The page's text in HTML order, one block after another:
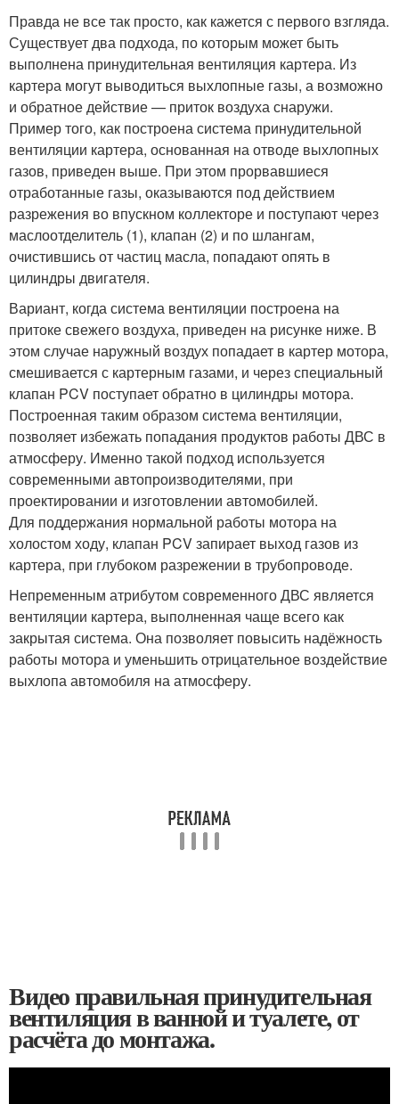
Правда не все так просто, как кажется с первого взгляда.
Существует два подхода, по которым может быть
выполнена принудительная вентиляция картера. Из
картера могут выводиться выхлопные газы, а возможно
и обратное действие — приток воздуха снаружи.
Пример того, как построена система принудительной
вентиляции картера, основанная на отводе выхлопных
газов, приведен выше. При этом прорвавшиеся
отработанные газы, оказываются под действием
разрежения во впускном коллекторе и поступают через
маслоотделитель (1), клапан (2) и по шлангам,
очистившись от частиц масла, попадают опять в
цилиндры двигателя.
Вариант, когда система вентиляции построена на
притоке свежего воздуха, приведен на рисунке ниже. В
этом случае наружный воздух попадает в картер мотора,
смешивается с картерным газами, и через специальный
клапан PCV поступает обратно в цилиндры мотора.
Построенная таким образом система вентиляции,
позволяет избежать попадания продуктов работы ДВС в
атмосферу. Именно такой подход используется
современными автопроизводителями, при
проектировании и изготовлении автомобилей.
Для поддержания нормальной работы мотора на
холостом ходу, клапан PCV запирает выход газов из
картера, при глубоком разрежении в трубопроводе.
Непременным атрибутом современного ДВС является
вентиляции картера, выполненная чаще всего как
закрытая система. Она позволяет повысить надёжность
работы мотора и уменьшить отрицательное воздействие
выхлопа автомобиля на атмосферу.
Видео правильная принудительная
вентиляция в ванной и туалете, от
расчёта до монтажа.